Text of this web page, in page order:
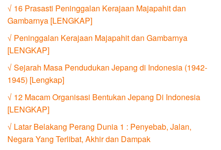
√ 16 Prasasti Peninggalan Kerajaan Majapahit dan
Gambarnya [LENGKAP]
√ Peninggalan Kerajaan Majapahit dan Gambarnya
[LENGKAP]
√ Sejarah Masa Pendudukan Jepang di Indonesia (1942-
1945) [Lengkap]
√ 12 Macam Organisasi Bentukan Jepang Di Indonesia
[LENGKAP]
√ Latar Belakang Perang Dunia 1 : Penyebab, Jalan,
Negara Yang Terlibat, Akhir dan Dampak